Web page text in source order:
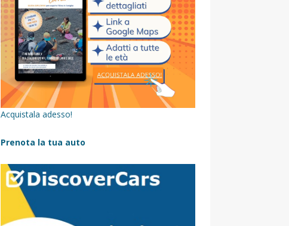
Acquistala adesso!
Prenota la tua auto